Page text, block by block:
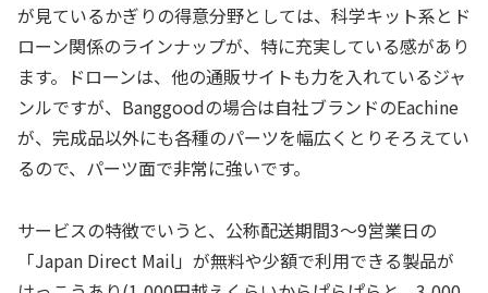
が見ているかぎりの得意分野としては、科学キット系とド
ローン関係のラインナップが、特に充実している感があり
ます。ドローンは、他の通販サイトも力を入れているジャ
ンルですが、Banggoodの場合は自社ブランドのEachine
が、完成品以外にも各種のパーツを幅広くとりそろえてい
るので、パーツ面で非常に強いです。
サービスの特徴でいうと、公称配送期間3～9営業日の
「Japan Direct Mail」が無料や少額で利用できる製品が